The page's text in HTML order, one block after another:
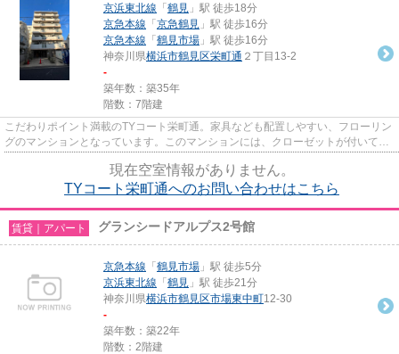
京浜東北線 「 鶴見 」駅 徒歩18分
京急本線 「 京急鶴見 」駅 徒歩16分
京急本線 「 鶴見市場 」駅 徒歩16分
神奈川県横浜市鶴見区栄町通 ２丁目13-2
-
築年数：築35年
階数：7階建
こだわりポイント満載のTYコート栄町通。家具なども配置しやすい、フローリン
グのマンションとなっています。このマンションには、クローゼットが付いてい
現在空室情報がありません。
TYコート栄町通へのお問い合わせはこちら
賃貸｜アパート グランシードアルプス2号館
京急本線 「 鶴見市場 」駅 徒歩5分
京浜東北線 「 鶴見 」駅 徒歩21分
神奈川県横浜市鶴見区市場東中町12-30
-
築年数：築22年
階数：2階建